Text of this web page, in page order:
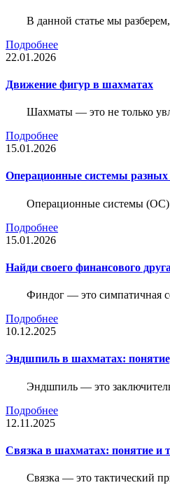
В данной статье мы
Подробнее
22.01.2026
Движение фигур в шахматах
Шахматы — это не только
Подробнее
15.01.2026
Операционные системы разных
Операционные системы (ОС)
Подробнее
15.01.2026
Найди своего финансового
Финдог — это симпатичная
Подробнее
10.12.2025
Эндшпиль в шахматах:
Эндшпиль — это
Подробнее
12.11.2025
Связка в шахматах: понятие и
Связка — это тактический